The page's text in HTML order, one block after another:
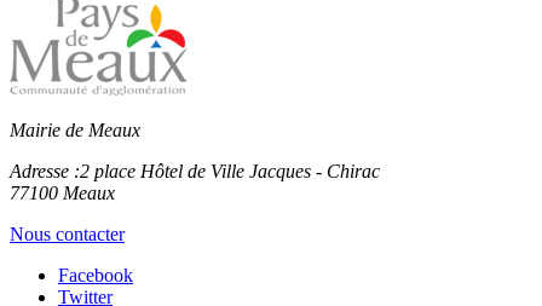
Mairie de Meaux
Adresse :2 place Hôtel de Ville Jacques - Chirac
77100 Meaux
Nous contacter
Facebook
Twitter